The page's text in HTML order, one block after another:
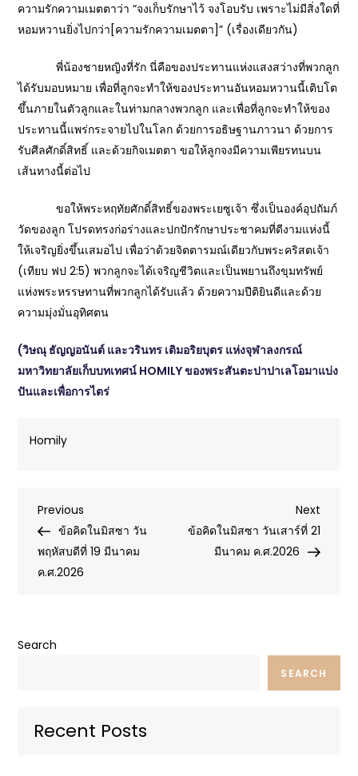
ความรักความเมตตาว่า “จงเก็บรักษาไว้ จงโอบรับ เพราะไม่มีสิ่งใดที่
หอมหวานยิ่งไปกว่า[ความรักความเมตตา]” (เรื่องเดียวกัน)
พี่น้องชายหญิงที่รัก นี่คือของประทานแห่งแสงสว่างที่พวกลูก
ได้รับมอบหมาย เพื่อที่ลูกจะทำให้ของประทานอันหอมหวานนี้เติบโต
ขึ้นภายในตัวลูกและในท่ามกลางพวกลูก และเพื่อที่ลูกจะทำให้ของ
ประทานนี้แพร่กระจายไปในโลก ด้วยการอธิษฐานภาวนา ด้วยการ
รับศีลศักดิ์สิทธิ์ และด้วยกิจเมตตา ขอให้ลูกจงมีความเพียรทนบน
เส้นทางนี้ต่อไป
ขอให้พระหฤทัยศักดิ์สิทธิ์ของพระเยซูเจ้า ซึ่งเป็นองค์อุปถัมภ์
วัดของลูก โปรดทรงก่อร่างและปกปักรักษาประชาคมที่ดีงามแห่งนี้
ให้เจริญยิ่งขึ้นเสมอไป เพื่อว่าด้วยจิตตารมณ์เดียวกับพระคริสตเจ้า
(เทียบ ฟป 2:5) พวกลูกจะได้เจริญชีวิตและเป็นพยานถึงขุมทรัพย์
แห่งพระหรรษทานที่พวกลูกได้รับแล้ว ด้วยความปีติยินดีและด้วย
ความมุ่งมั่นอุทิศตน
(วิษณุ ธัญญอนันต์ และวรินทร เติมอริยบุตร แห่งจุฬาลงกรณ์
มหาวิทยาลัยเก็บบทเทศน์ HOMILY ของพระสันตะปาปาเลโอมาแบ่ง
ปันและเพื่อการไตร่
Homily
Post
navigation
Previous
Post
Previous
ข้อคิดในมิสซา วัน
พฤหัสบดีที่ 19 มีนาคม
ค.ศ.2026
Next
Post
Next
ข้อคิดในมิสซา วันเสาร์ที่ 21
มีนาคม ค.ศ.2026
Search
SEARCH
Recent Posts